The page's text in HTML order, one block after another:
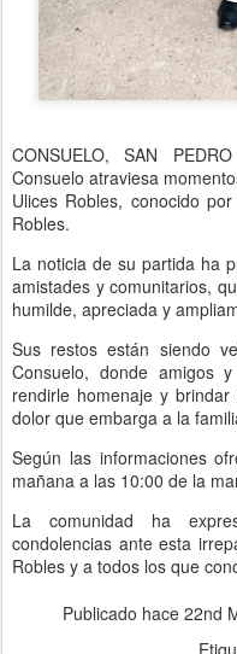
CONSUELO, SAN
Consuelo atraviesa
Ulices Robles, conocido
Robles.
La noticia de su partida ha
amistades y comunitarios,
humilde, apreciada y
Sus restos están siendo
Consuelo, donde amigos
rendirle homenaje y
dolor que embarga a la
Según las informaciones
mañana a las 10:00 de la
La comunidad ha
condolencias ante esta
Robles y a todos los que
Publicado hace 22nd